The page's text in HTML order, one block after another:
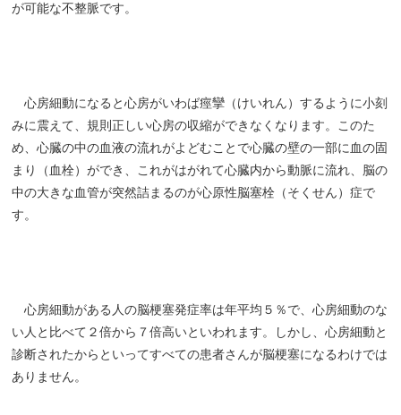
が可能な不整脈です。
心房細動になると心房がいわば痙攣（けいれん）するように小刻
みに震えて、規則正しい心房の収縮ができなくなります。このた
め、心臓の中の血液の流れがよどむことで心臓の壁の一部に血の固
まり（血栓）ができ、これがはがれて心臓内から動脈に流れ、脳の
中の大きな血管が突然詰まるのが心原性脳塞栓（そくせん）症で
す。
心房細動がある人の脳梗塞発症率は年平均５％で、心房細動のな
い人と比べて２倍から７倍高いといわれます。しかし、心房細動と
診断されたからといってすべての患者さんが脳梗塞になるわけでは
ありません。